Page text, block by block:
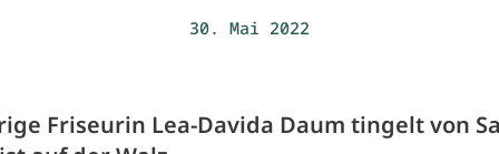
30. Mai 2022
Friseurin Lea-Davida Daum tingelt von